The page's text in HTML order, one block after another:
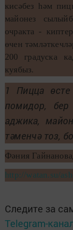
кисәбез һәм
майонез
очракта -
өчен
200 градуска
куябыз.
1 Пицца
помидор,
аджика,
тәменчә тоз,
Фәния
http://watan.su/
Следите за
Telegram-